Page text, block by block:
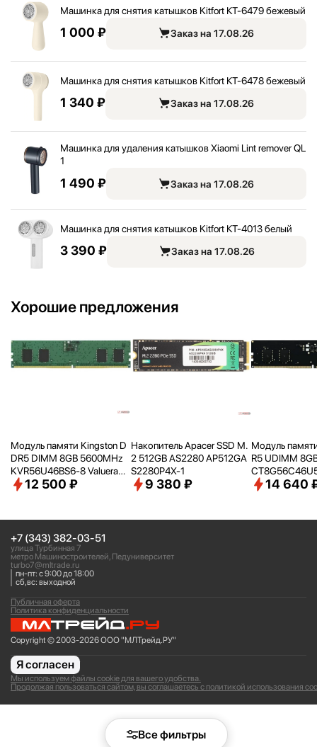
Все фильтры
Машинка для снятия катышков Kitfort КТ-6479 бежевый
1 000 ₽ Заказ на 17.08.26
Машинка для снятия катышков Kitfort КТ-6478 бежевый
1 340 ₽ Заказ на 17.08.26
Машинка для удаления катышков Xiaomi Lint remover QL
1
1 490 ₽ Заказ на 17.08.26
Машинка для снятия катышков Kitfort КТ-4013 белый
3 390 ₽ Заказ на 17.08.26
Хорошие предложения
Модуль памяти Kingston D
DR5 DIMM 8GB 5600MHz
KVR56U46BS6-8 Valueram
RTL PC5-44800 CL46 288-
12 500 ₽
Накопитель Apacer SSD M.
2 512GB AS2280 AP512GA
S2280P4X-1
9 380 ₽
Модуль
R5 UDIMM
14 640
+7 (343) 382-03-51
улица Турбинная 7
метро Машиностроителей, Педуниверситет
turbo7@mltrade.ru
пн-пт: с 9:00 до 18:00
сб,вс: выходной
Copyright © 2003-2026 ООО "МЛТрейд.РУ"
Политика конфиденциальности
Публичная оферта
Мы используем файлы cookie для вашего удобства.
Продолжая пользоваться сайтом, вы соглашаетесь с политикой использования
Я согласен